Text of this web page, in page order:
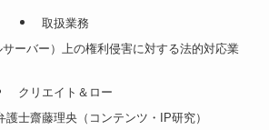
取扱業務
ーバー）上の権利侵害に対する法的対応業
クリエイト＆ロー
護士齋藤理央（コンテンツ・IP研究）